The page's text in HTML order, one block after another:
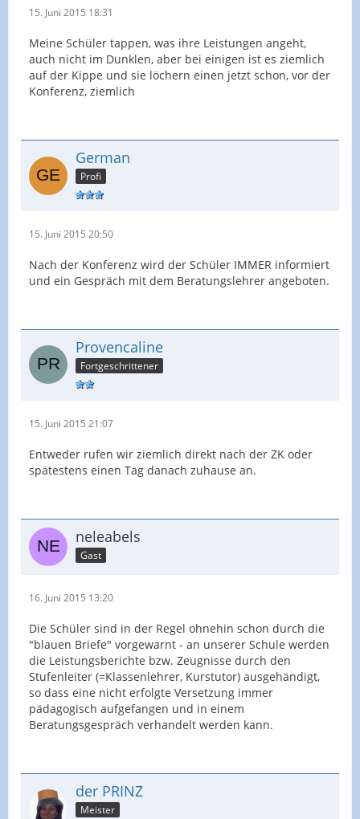
15. Juni 2015 18:31
Meine Schüler tappen, was ihre Leistungen angeht,
auch nicht im Dunklen, aber bei einigen ist es ziemlich
auf der Kippe und sie löchern einen jetzt schon, vor der
Konferenz, ziemlich
German
Profi
15. Juni 2015 20:50
Nach der Konferenz wird der Schüler IMMER informiert
und ein Gespräch mit dem Beratungslehrer angeboten.
Provencaline
Fortgeschrittener
15. Juni 2015 21:07
Entweder rufen wir ziemlich direkt nach der ZK oder
spätestens einen Tag danach zuhause an.
neleabels
Gast
16. Juni 2015 13:20
Die Schüler sind in der Regel ohnehin schon durch die
"blauen Briefe" vorgewarnt - an unserer Schule werden
die Leistungsberichte bzw. Zeugnisse durch den
Stufenleiter (=Klassenlehrer, Kurstutor) ausgehändigt,
so dass eine nicht erfolgte Versetzung immer
pädagogisch aufgefangen und in einem
Beratungsgespräch verhandelt werden kann.
der PRINZ
Meister